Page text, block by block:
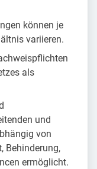
können je
variieren.
als
und
von
Behinderung,
ermöglicht.